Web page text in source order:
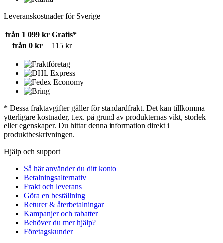
Leveranskostnader för Sverige
från 1 099 kr Gratis*
från 0 kr
115 kr
* Dessa fraktavgifter gäller för standardfrakt. Det kan tillkomma
ytterligare kostnader, t.ex. på grund av produkternas vikt, storlek
eller egenskaper. Du hittar denna information direkt i
produktbeskrivningen.
Hjälp och support
Så här använder du ditt konto
Betalningsalternativ
Frakt och leverans
Göra en beställning
Returer & återbetalningar
Kampanjer och rabatter
Behöver du mer hjälp?
Företagskunder